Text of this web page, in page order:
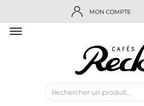
MON COMPTE